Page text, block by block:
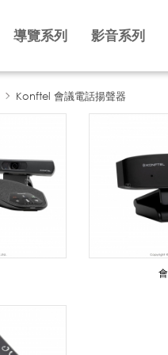
導覽系列 影音系列
Konftel 會議電話揚聲器